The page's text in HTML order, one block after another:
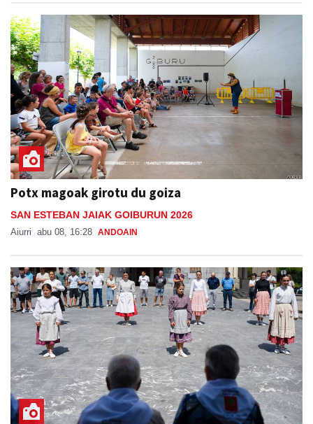
Potx magoak girotu du goiza
SAN ESTEBAN JAIAK GOIBURUN 2026
Aiurri abu 08, 16:28 ANDOAIN